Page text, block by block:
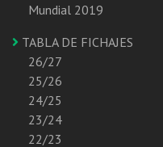
Mundial 2019
TABLA DE FICHAJES
26/27
25/26
24/25
23/24
22/23